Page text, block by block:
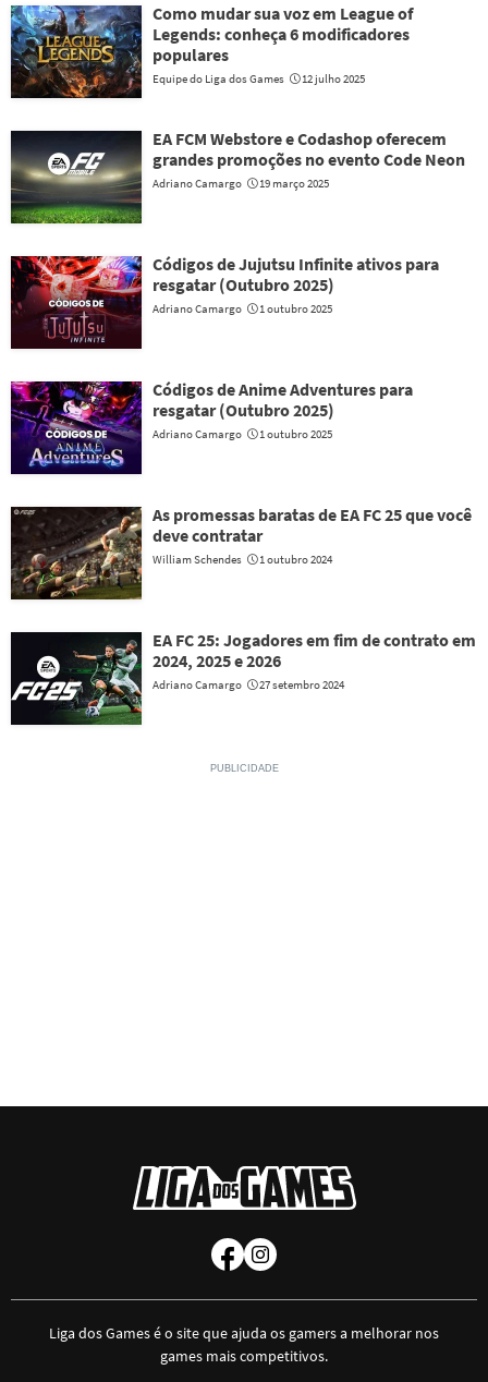
Como mudar sua voz em League of
Legends: conheça 6 modificadores
populares
Equipe do Liga dos Games 12 julho 2025
EA FCM Webstore e Codashop oferecem
grandes promoções no evento Code Neon
Adriano Camargo 19 março 2025
Códigos de Jujutsu Infinite ativos para
resgatar (Outubro 2025)
Adriano Camargo 1 outubro 2025
Códigos de Anime Adventures para
resgatar (Outubro 2025)
Adriano Camargo 1 outubro 2025
As promessas baratas de EA FC 25 que você
deve contratar
William Schendes 1 outubro 2024
EA FC 25: Jogadores em fim de contrato em
2024, 2025 e 2026
Adriano Camargo 27 setembro 2024
Liga dos Games é o site que ajuda os gamers a melhorar nos
games mais competitivos.